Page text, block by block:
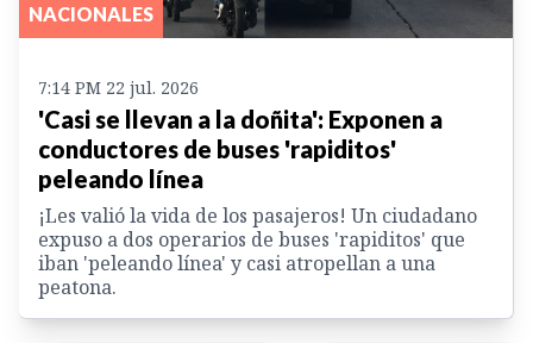
NACIONALES
7:14 PM 22 jul. 2026
'Casi se llevan a la doñita': Exponen a
conductores de buses 'rapiditos'
peleando línea
¡Les valió la vida de los pasajeros! Un ciudadano
expuso a dos operarios de buses 'rapiditos' que
iban 'peleando línea' y casi atropellan a una
peatona.